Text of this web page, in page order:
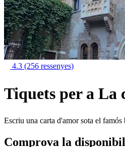
4.3 (256 ressenyes)
Tiquets per a La
Escriu una carta d'amor sota el famós
Comprova la